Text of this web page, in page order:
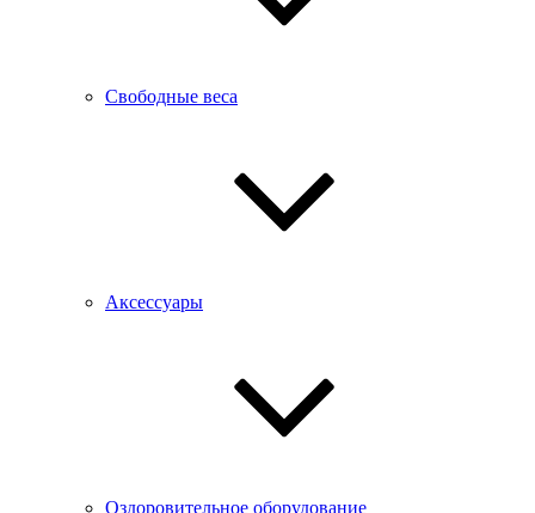
Свободные веса
Аксессуары
Оздоровительное оборудование